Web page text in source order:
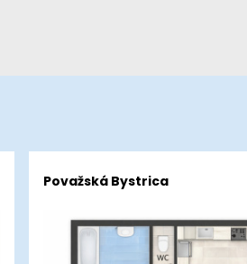
Považská Bystrica